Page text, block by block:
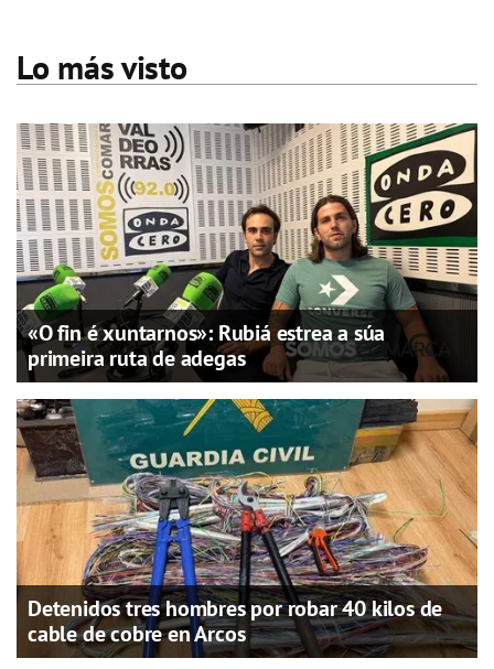
Lo más visto
«O fin é xuntarnos»: Rubiá estrea a súa
primeira ruta de adegas
Detenidos tres hombres por robar 40 kilos de
cable de cobre en Arcos